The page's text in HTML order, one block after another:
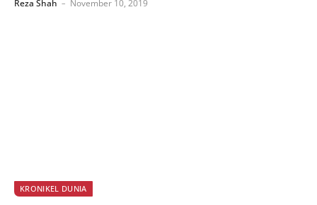
Reza Shah November 10, 2019
KRONIKEL DUNIA